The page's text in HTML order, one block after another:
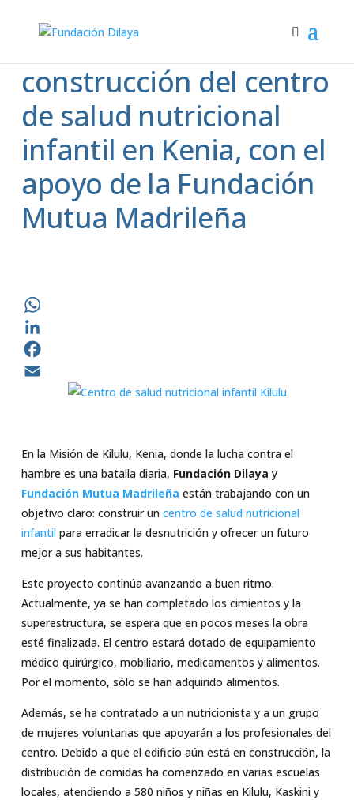
Avances en la
construcción del centro
de salud nutricional
infantil en Kenia, con el
apoyo de la Fundación
Mutua Madrileña
WhatsApp
LinkedIn
Facebook
En la Misión de Kilulu, Kenia, donde la lucha contra el
hambre es una batalla diaria, Fundación Dilaya y
Fundación Mutua Madrileña están trabajando con un
objetivo claro: construir un centro de salud nutricional
infantil para erradicar la desnutrición y ofrecer un futuro
mejor a sus habitantes.
Este proyecto continúa avanzando a buen ritmo.
Actualmente, ya se han completado los cimientos y la
superestructura, se espera que en pocos meses la obra
esté finalizada. El centro estará dotado de equipamiento
médico quirúrgico, mobiliario, medicamentos y alimentos.
Por el momento, sólo se han adquirido alimentos.
Además, se ha contratado a un nutricionista y a un grupo
de mujeres voluntarias que apoyarán a los profesionales del
centro. Debido a que el edificio aún está en construcción, la
distribución de comidas ha comenzado en varias escuelas
locales, atendiendo a 580 niños y niñas en Kilulu, Kaskini y